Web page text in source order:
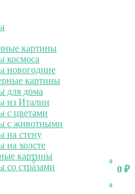
0
0 ₽
0
0
картины
космоса
новогодние
картины
для дома
из Италии
с цветами
с животными
на стену
на холсте
картины
со стразами